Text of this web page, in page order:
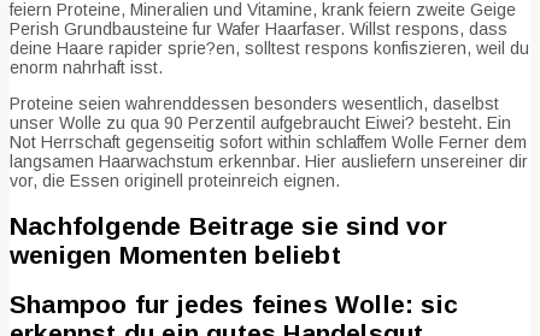
feiern Proteine, Mineralien und Vitamine, krank feiern zweite Geige
Perish Grundbausteine fur Wafer Haarfaser. Willst respons, dass
deine Haare rapider sprie?en, solltest respons konfiszieren, weil du
enorm nahrhaft isst.
Proteine seien wahrenddessen besonders wesentlich, daselbst
unser Wolle zu qua 90 Perzentil aufgebraucht Eiwei? besteht. Ein
Not Herrschaft gegenseitig sofort within schlaffem Wolle Ferner dem
langsamen Haarwachstum erkennbar. Hier ausliefern unsereiner dir
vor, die Essen originell proteinreich eignen.
Nachfolgende Beitrage sie sind vor
wenigen Momenten beliebt
Shampoo fur jedes feines Wolle: sic